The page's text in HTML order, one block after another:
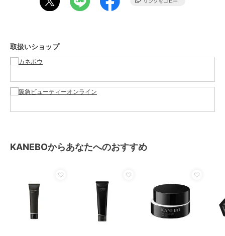
-
取扱いショップ
KANEBOからあなたへのおすすめ